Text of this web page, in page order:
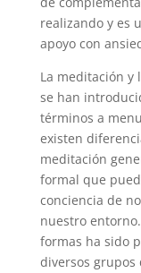
realizando y es
apoyo con
La meditación y
se han
términos a
existen
meditación
formal que
conciencia de
nuestro
formas ha sido
diversos grupos